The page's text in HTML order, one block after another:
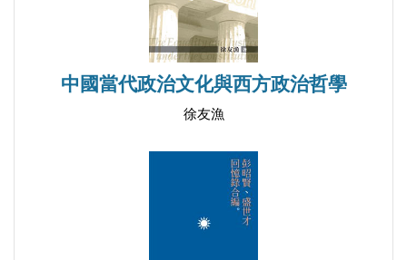
蔡英文患上「人格分裂症」
解讀蔡英文的滿口荒唐話
蔡英文患上「妄想症」
蔡英文和宋楚瑜突然啞了
漫談蘇貞昌當選民進黨主席
中國當代政治文化與西方政治哲學
徐友漁